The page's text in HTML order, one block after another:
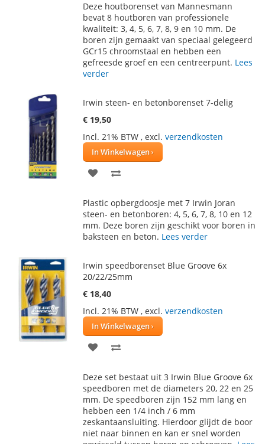
AAN
VERLANGLIJST
TE
VERGELIJKEN
Deze houtborenset van Mannesmann
bevat 8 houtboren van professionele
kwaliteit: 3, 4, 5, 6, 7, 8, 9 en 10 mm. De
boren zijn gemaakt van speciaal gelegeerd
GCr15 chroomstaal en hebben een
gefreesde groef en een centreerpunt. Lees
verder
Irwin steen- en betonborenset 7-delig
€ 19,50
Incl. 21% BTW , excl. verzendkosten
In Winkelwagen
VOEG
AAN
VERLANGLIJST
TE
VERGELIJKEN
Plastic opbergdoosje met 7 Irwin Joran
steen- en betonboren: 4, 5, 6, 7, 8, 10 en 12
mm. Deze boren zijn geschikt voor boren in
baksteen en beton. Lees verder
Irwin speedborenset Blue Groove 6x
20/22/25mm
€ 18,40
Incl. 21% BTW , excl. verzendkosten
In Winkelwagen
VOEG
AAN
VERLANGLIJST
TE
VERGELIJKEN
Deze set bestaat uit 3 Irwin Blue Groove 6x
speedboren met de diameters 20, 22 en 25
mm. De speedboren zijn 152 mm lang en
hebben een 1/4 inch / 6 mm
zeskantaansluiting. Hierdoor glijdt de boor
niet naar binnen en kan er snel worden